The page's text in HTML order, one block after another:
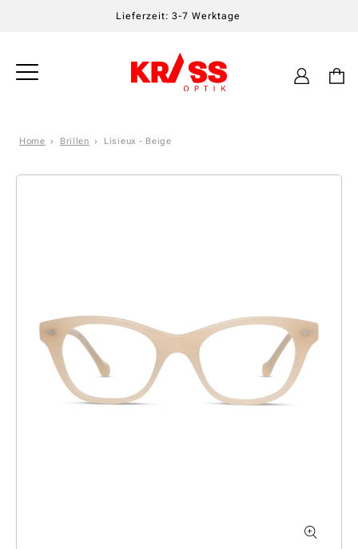
Lieferzeit: 3-7 Werktage
Einloggen
Home Brillen Lisieux - Beige